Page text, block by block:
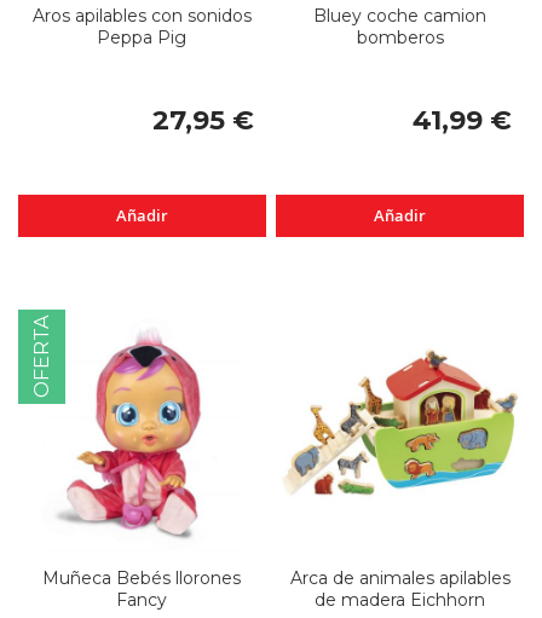
Aros apilables con sonidos
Peppa Pig
27,95 €
Añadir
Bluey coche camion
bomberos
41,99 €
Añadir
OFERTA
Muñeca Bebés llorones
Fancy
Arca de animales apilables
de madera Eichhorn